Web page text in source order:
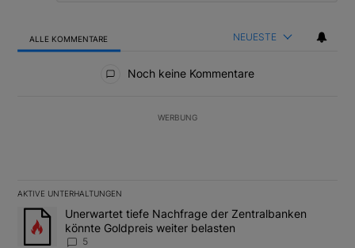
ALLE KOMMENTARE NEUESTE
Noch keine Kommentare
WERBUNG
AKTIVE UNTERHALTUNGEN
Das Folgende ist eine Liste der am meisten kommentierten
Ein Trendartikel mit dem Titel "Unerwartet tiefe Nachfrage der
Unerwartet tiefe Nachfrage der Zentralbanken
könnte Goldpreis weiter belasten
5